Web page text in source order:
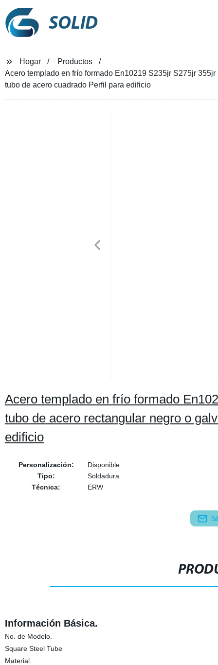
SOLID
Hogar
Productos
Acero templado en frío formado En10219 S235jr S275jr
tubo de acero cuadrado Perfil para edificio
Acero templado en frío formado
tubo de acero rectangular negro o
edificio
Personalización:
Disponible
Tipo:
Soldadura
Técnica:
ERW
Información Básica.
No. de Modelo.
Square Steel Tube
Material